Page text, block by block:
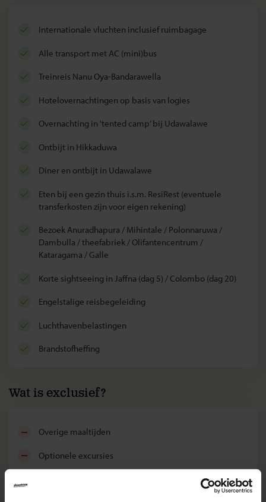
internationale vluchten inclusief ruimbagage
alle transport met AC (mini)bus
treinreis Nanu Oya-Bandarawella
hotelovernachtingen op basis van logies
overnachting in 'tented camp’ bij Udawalawe
ontbijt in Hikkaduwa
diner en ontbijt in Udawalawe
eten bij een gezin thuis i.s.m. ResiRest (eventuele
transferkosten zijn voor eigen rekening)
bezoek Anuradhapura / Mihintale / Polonnaruwa /
Dambulla / theefabriek / Olifantencentrum /
Kataragama / Galle
korte sightseeing in Jaffna (dag 5) / Colombo (dag 20)
Engelstalige reisbegeleiding
luchthavenbelastingen
brandstofheffing
Wat is exclusief?
overige maaltijden
optionele excursies